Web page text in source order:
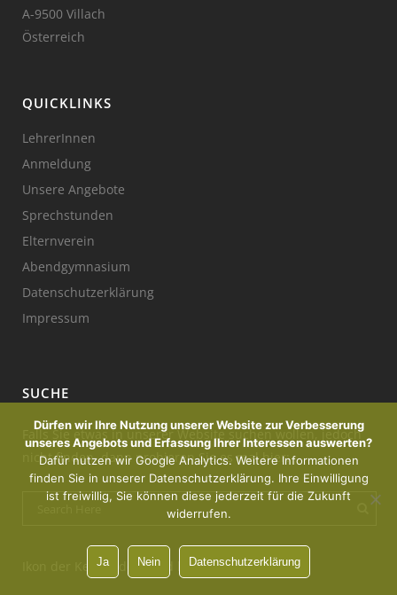
A-9500 Villach
Österreich
QUICKLINKS
LehrerInnen
Anmeldung
Unsere Angebote
Sprechstunden
Elternverein
Abendgymnasium
Datenschutzerklärung
Impressum
SUCHE
Falls Sie etwas in unserer Website suchen wollen, jedoch
nicht finden, dann probieren Sie es mal hier:
Ikon der Kerze : designed by Freepik
Dürfen wir Ihre Nutzung unserer Website zur Verbesserung
unseres Angebots und Erfassung Ihrer Interessen auswerten?
Dafür nutzen wir Google Analytics. Weitere Informationen
finden Sie in unserer Datenschutzerklärung. Ihre Einwilligung
ist freiwillig, Sie können diese jederzeit für die Zukunft
widerrufen.
Ja Nein Datenschutzerklärung